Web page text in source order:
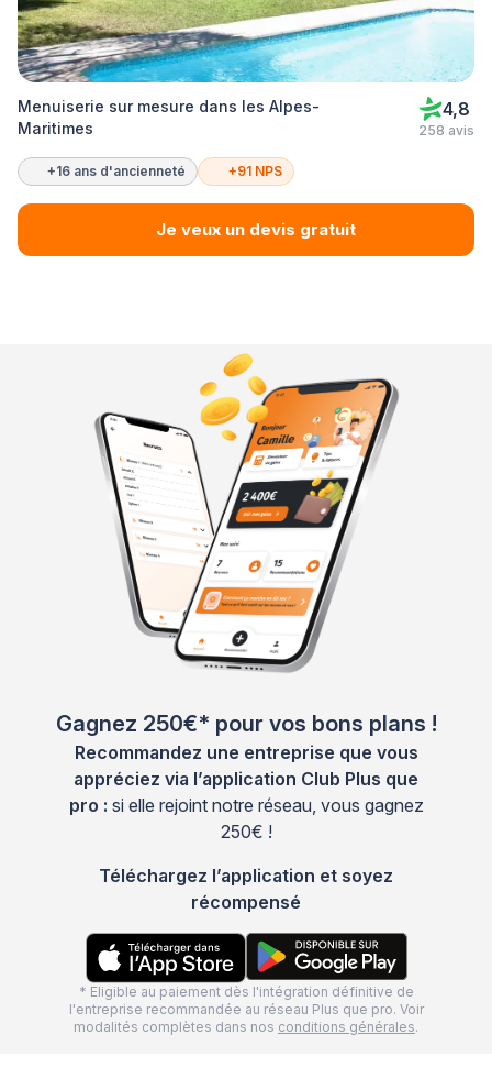
Menuiserie sur mesure dans les Alpes-
Maritimes
4,8
258 avis
+16 ans d'ancienneté +91 NPS
Je veux un devis gratuit
Gagnez 250€* pour vos bons plans !
Recommandez une entreprise que vous
appréciez via l’application Club Plus que
pro : si elle rejoint notre réseau, vous gagnez
250€ !
Téléchargez l’application et soyez
récompensé
* Eligible au paiement dès l'intégration définitive de
l'entreprise recommandée au réseau Plus que pro. Voir
modalités complètes dans nos conditions générales.